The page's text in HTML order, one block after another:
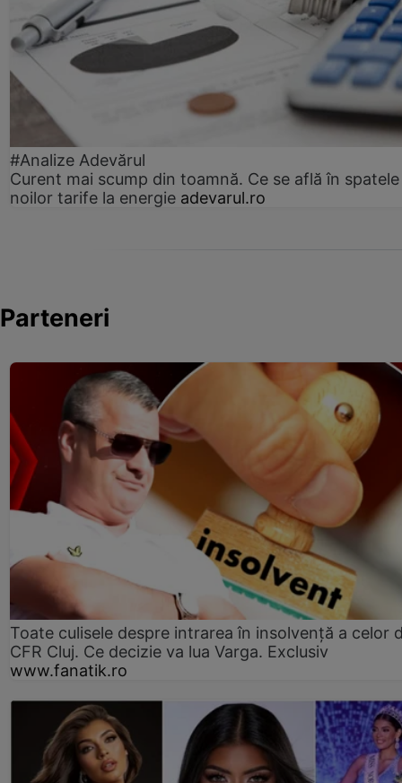
#Analize Adevărul
Curent mai scump din toamnă. Ce se află în spatele
noilor tarife la energie adevarul.ro
Parteneri
Toate culisele despre intrarea în insolvență a celor
CFR Cluj. Ce decizie va lua Varga. Exclusiv
www.fanatik.ro